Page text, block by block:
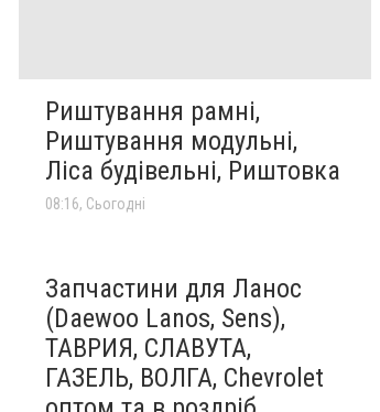
Риштування рамні,
Риштування модульні,
Ліса будівельні, Риштовка
08:16, Сьогодні
Запчастини для Ланос
(Daewoo Lanos, Sens),
ТАВРИЯ, СЛАВУТА,
ГАЗЕЛЬ, ВОЛГА, Chevrolet